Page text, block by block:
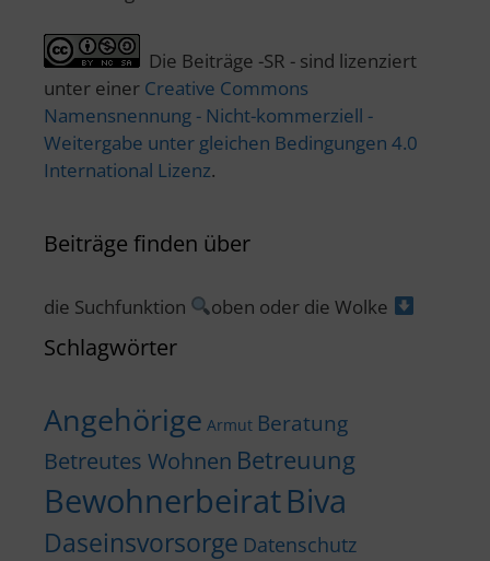
Die Beiträge -SR - sind lizenziert
unter einer Creative Commons
Namensnennung - Nicht-kommerziell -
Weitergabe unter gleichen Bedingungen 4.0
International Lizenz.
Beiträge finden über
die Suchfunktion oben oder die Wolke
Schlagwörter
Angehörige Armut Beratung
Betreutes Wohnen Betreuung
BewohnerbeiratBiva
Daseinsvorsorge Datenschutz